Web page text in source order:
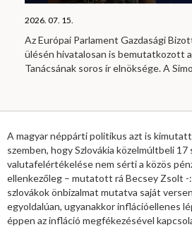
2026. 07. 15.
Az Európai Parlament Gazdasági
ülésén hivatalosan is bemutatkozott
Tanácsának soros ír elnöksége. A
A magyar néppárti politikus azt is
szemben, hogy Szlovákia közelmúltbeli 17
valutafelértékelése nem sérti a közös
ellenkezőleg – mutatott rá Becsey Zsolt
szlovákok önbizalmat mutatva saját
egyoldalúan, ugyanakkor inflációellenes
éppen az infláció megfékezésével